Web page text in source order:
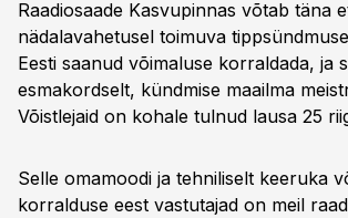
Raadiosaade Kasvupinnas võtab täna
nädalavahetusel toimuva
Eesti saanud võimaluse korraldada, ja
esmakordselt, kündmise maailma
Võistlejaid on kohale tulnud lausa 25
Selle omamoodi ja tehniliselt keeruka
korralduse eest vastutajad on meil